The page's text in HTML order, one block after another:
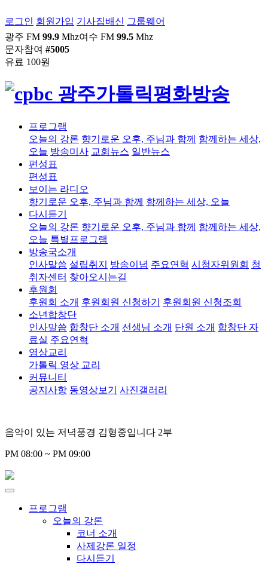
로그인 회원가입 기사집배신 그룹웨어
광주 FM 99.9 Mhz여수 FM 99.5 Mhz
문자참여 #5005
유료 100원
프로그램
오늘의 강론 향기로운 오후, 주님과 함께 함께하는 세상,
오늘 방송미사 교회뉴스 일반뉴스
편성표
편성표
보이는 라디오
향기로운 오후, 주님과 함께 함께하는 세상, 오늘
다시듣기
오늘의 강론 향기로운 오후, 주님과 함께 함께하는 세상,
오늘 특별프로그램
방송국소개
인사말씀 설립취지 방송이념 주요연혁 시청자위원회 청
취자센터 찾아오시는길
후원회
후원회 소개 후원회원 신청하기
후원회원 신청조회
소년합창단
인사말씀 합창단 소개 선생님 소개 단원 소개 합창단 자
료실 주요연혁
영상교리
가톨릭 영상 교리
커뮤니티
공지사항 동영상보기 사진갤러리
음악이 있는 저녁풍경 김형중입니다 2부
PM 08:00 ~ PM 09:00
프로그램
오늘의 강론
코너 소개
사제강론 일정
다시듣기